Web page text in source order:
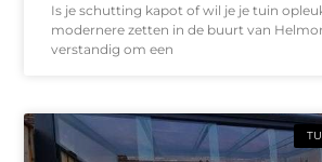
Is je schutting kapot of wil je je tuin
modernere zetten in de buurt van
verstandig om een